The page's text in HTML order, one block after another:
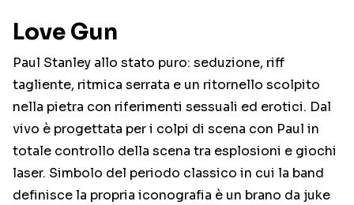
Love Gun
Paul Stanley allo stato puro: seduzione, riff
tagliente, ritmica serrata e un ritornello scolpito
nella pietra con riferimenti sessuali ed erotici. Dal
vivo è progettata per i colpi di scena con Paul in
totale controllo della scena tra esplosioni e giochi
laser. Simbolo del periodo classico in cui la band
definisce la propria iconografia è un brano da juke